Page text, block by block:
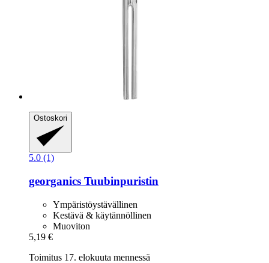
Ostoskori
5.0 (1)
georganics Tuubinpuristin
Ympäristöystävällinen
Kestävä & käytännöllinen
Muoviton
5,19 €
Toimitus 17. elokuuta mennessä